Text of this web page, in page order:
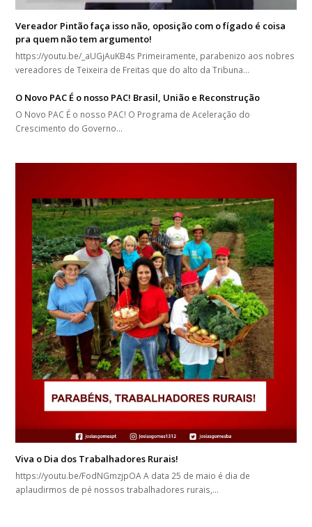
Vereador Pintão faça isso não, oposição com o fígado é coisa
pra quem não tem argumento!
https://youtu.be/_aUGjAuKB4s Primeiramente, parabenizo aos nobres
vereadores de Teixeira de Freitas que do alto da Tribuna…
O Novo PAC É o nosso PAC! Brasil, União e Reconstrução
O Novo PAC É o nosso PAC! O Programa de Aceleração do
Crescimento do Governo…
Viva o Dia dos Trabalhadores Rurais!
https://youtu.be/FodNGmzjpOA A data 25 de maio é dia de
aplaudirmos de pé nossos trabalhadores rurais,…